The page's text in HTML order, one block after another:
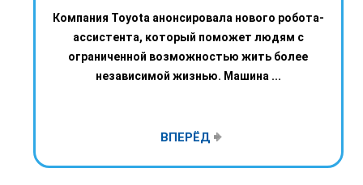
Компания Toyota анонсировала нового робота-
ассистента, который поможет людям с
ограниченной возможностью жить более
независимой жизнью. Машина ...
ВПЕРЁД